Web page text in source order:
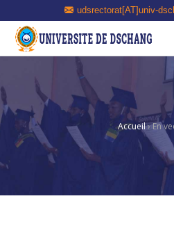
udsrectorat[AT]univ-
Accueil›En